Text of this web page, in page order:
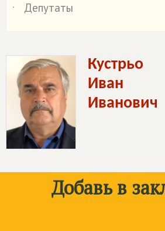
˙
Депутаты
Кустрьо
Иван
Иванович
Добавь в